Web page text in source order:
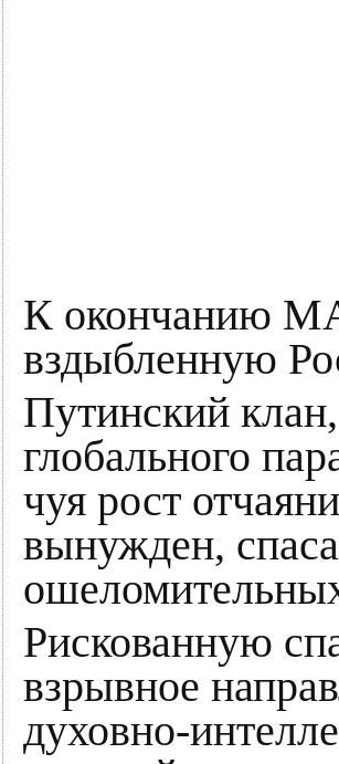
К окончанию
вздыбленную
Путинский
глобального
чуя рост
вынужден,
Рискованную
взрывное
духовно-